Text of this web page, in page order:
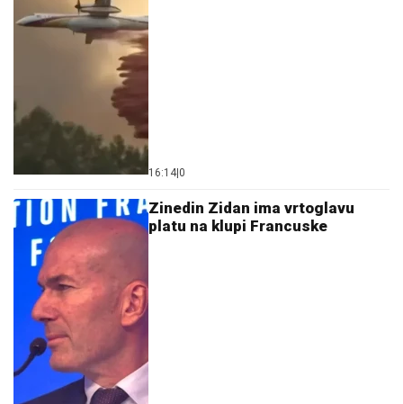
16:14 0
Zinedin Zidan ima vrtoglavu
platu na klupi Francuske